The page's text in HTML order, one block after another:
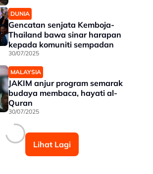
DUNIA
Gencatan senjata Kemboja-
Thailand bawa sinar harapan
kepada komuniti sempadan
30/07/2025
MALAYSIA
JAKIM anjur program semarak
budaya membaca, hayati al-
Quran
30/07/2025
Lihat Lagi